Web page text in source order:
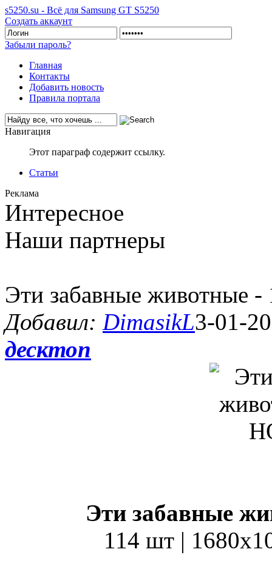
s5250.su - Всё для Samsung GT S5250
Создать аккаунт
Забыли пароль?
Главная
Контакты
Добавить новость
Правила портала
Навигация
Этот параграф содержит ссылку.
Статьи
Реклама
Интересное
Наши партнеры
Эти забавные животные -
Добавил: DimasikL3-01-
десктоп
Эти забавные
114 шт |